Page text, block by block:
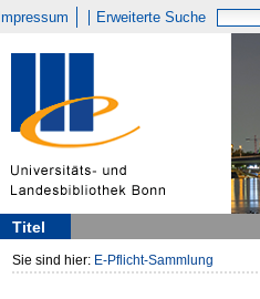
Impressum Erweiterte Suche
Titel
Sie sind hier: E-Pflicht-Sammlung